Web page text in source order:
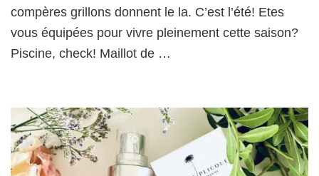
compères grillons donnent le la. C’est l’été! Etes
vous équipées pour vivre pleinement cette saison?
Piscine, check! Maillot de …